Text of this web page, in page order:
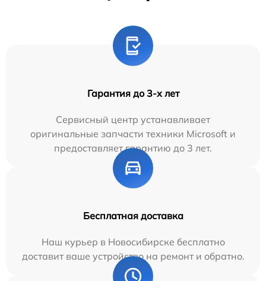
Гарантия до 3-х лет
Сервисный центр устанавливает
оригинальные запчасти техники Microsoft и
предоставляет гарантию до 3 лет.
Бесплатная доставка
Наш курьер в Новосибирске бесплатно
доставит ваше устройство на ремонт и обратно.